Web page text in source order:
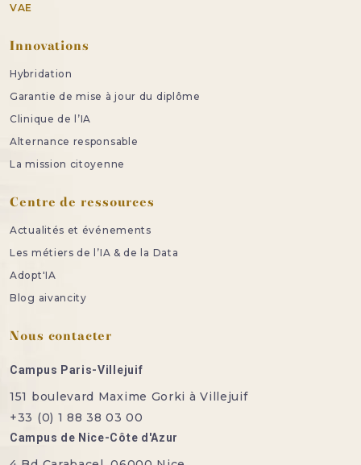
VAE
Innovations
Hybridation
Garantie de mise à jour du diplôme
Clinique de l’IA
Alternance responsable
La mission citoyenne
Centre de ressources
Actualités et événements
Les métiers de l’IA & de la Data
Adopt'IA
Blog aivancity
Nous contacter
Campus Paris-Villejuif
151 boulevard Maxime Gorki à Villejuif
+33 (0) 1 88 38 03 00
Campus de Nice-Côte d'Azur